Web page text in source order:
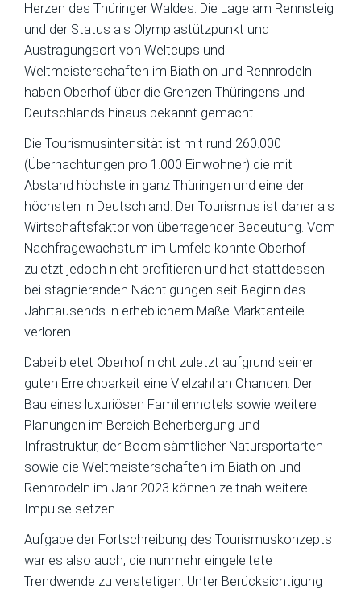
Herzen des Thüringer Waldes. Die Lage am Rennsteig
und der Status als Olympiastützpunkt und
Austragungsort von Weltcups und
Weltmeisterschaften im Biathlon und Rennrodeln
haben Oberhof über die Grenzen Thüringens und
Deutschlands hinaus bekannt gemacht.
Die Tourismusintensität ist mit rund 260.000
(Übernachtungen pro 1.000 Einwohner) die mit
Abstand höchste in ganz Thüringen und eine der
höchsten in Deutschland. Der Tourismus ist daher als
Wirtschaftsfaktor von überragender Bedeutung. Vom
Nachfragewachstum im Umfeld konnte Oberhof
zuletzt jedoch nicht profitieren und hat stattdessen
bei stagnierenden Nächtigungen seit Beginn des
Jahrtausends in erheblichem Maße Marktanteile
verloren.
Dabei bietet Oberhof nicht zuletzt aufgrund seiner
guten Erreichbarkeit eine Vielzahl an Chancen. Der
Bau eines luxuriösen Familienhotels sowie weitere
Planungen im Bereich Beherbergung und
Infrastruktur, der Boom sämtlicher Natursportarten
sowie die Weltmeisterschaften im Biathlon und
Rennrodeln im Jahr 2023 können zeitnah weitere
Impulse setzen.
Aufgabe der Fortschreibung des Tourismuskonzepts
war es also auch, die nunmehr eingeleitete
Trendwende zu verstetigen. Unter Berücksichtigung